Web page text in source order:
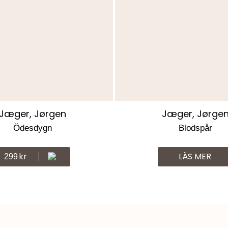
Jørgen
Ödesdygn
299 Kr
Jæger,
Blodspår
LÄS MER